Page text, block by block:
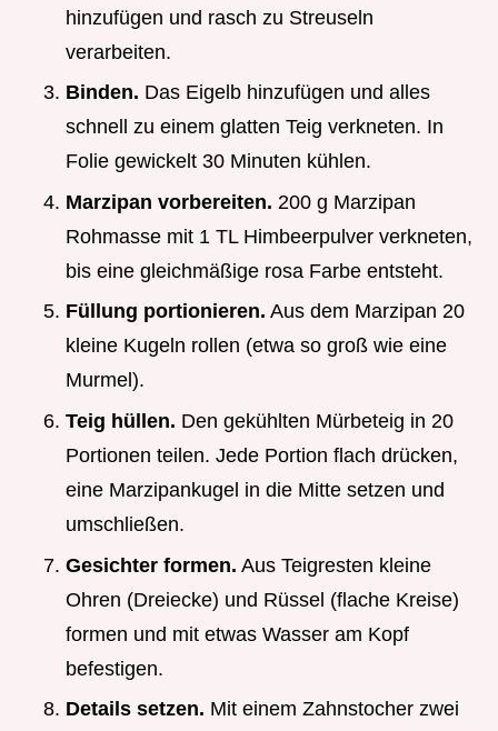
hinzufügen und rasch zu Streuseln
verarbeiten.
Binden. Das Eigelb hinzufügen und alles
schnell zu einem glatten Teig verkneten. In
Folie gewickelt 30 Minuten kühlen.
Marzipan vorbereiten. 200 g Marzipan
Rohmasse mit 1 TL Himbeerpulver verkneten,
bis eine gleichmäßige rosa Farbe entsteht.
Füllung portionieren. Aus dem Marzipan 20
kleine Kugeln rollen (etwa so groß wie eine
Murmel).
Teig hüllen. Den gekühlten Mürbeteig in 20
Portionen teilen. Jede Portion flach drücken,
eine Marzipankugel in die Mitte setzen und
umschließen.
Gesichter formen. Aus Teigresten kleine
Ohren (Dreiecke) und Rüssel (flache Kreise)
formen und mit etwas Wasser am Kopf
befestigen.
Details setzen. Mit einem Zahnstocher zwei